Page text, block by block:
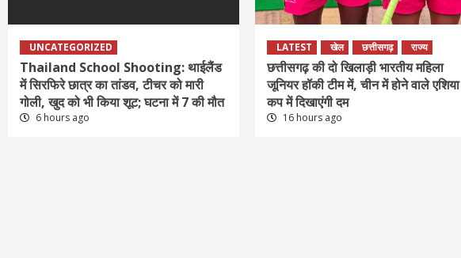
UNCATEGORIZED
Thailand School Shooting: थाईलैंड
में सिरफिरे छात्र का तांडव, टीचर को मारी
गोली, खुद को भी किया शूट; घटना में 7 की मौत
6 hours ago
LATEST खेल छत्तीसगढ़ राज्य
छत्तीसगढ़ की दो खिलाड़ी भारतीय महिला
जूनियर हॉकी टीम में, चीन में होने वाले एशिया
कप में दिखाएंगी दम
16 hours ago